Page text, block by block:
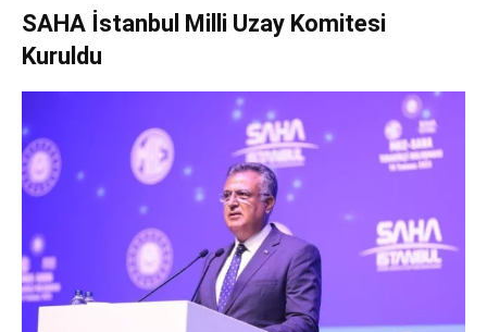
SAHA İstanbul Milli Uzay Komitesi
Kuruldu